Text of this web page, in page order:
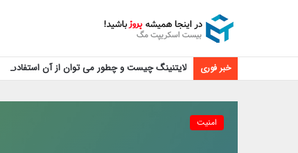
خبر فوری لایتنینگ چیست و چطور می توان از آن استفاده کرد؟
امنیت